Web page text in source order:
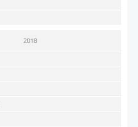
2018